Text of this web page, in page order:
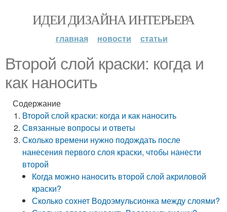
ИДЕИ ДИЗАЙНА ИНТЕРЬЕРА
главная новости статьи
Второй слой краски: когда и
как наносить
Содержание
Второй слой краски: когда и как наносить
Связанные вопросы и ответы
Сколько времени нужно подождать после
нанесения первого слоя краски, чтобы нанести
второй
Когда можно наносить второй слой акриловой
краски?
Сколько сохнет Водоэмульсионка между слоями?